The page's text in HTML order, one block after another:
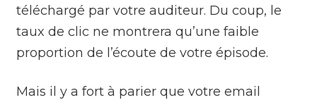
téléchargé par votre auditeur. Du coup, le
taux de clic ne montrera qu’une faible
proportion de l’écoute de votre épisode.
Mais il y a fort à parier que votre email